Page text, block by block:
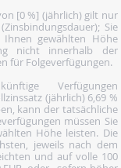
[0 %] (jährlich) gilt nur
Sie
gewählten Höhe
nicht innerhalb der
für Folgeverfügungen.
Verfügungen
(jährlich) 6,69 %
kann der tatsächliche
müssen Sie
Höhe leisten. Die
jeweils nach dem
und auf volle 100